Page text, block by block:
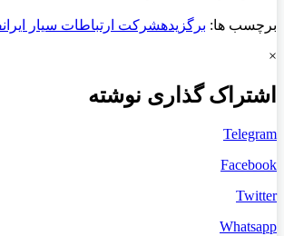
برچسب ها: برگزيدهشرکت ارتباطات سیار ایران
×
اشتراک گذاری نوشته
Telegram
Facebook
Twitter
Whatsapp